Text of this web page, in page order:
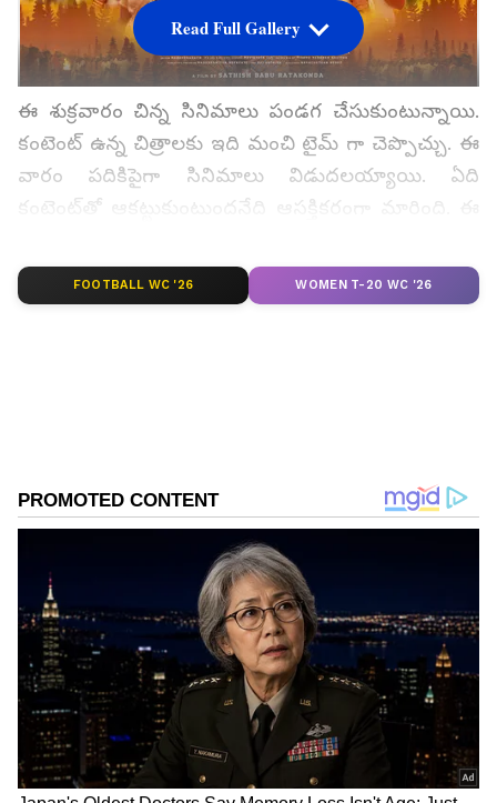
ఈ శుక్రవారం చిన్న సినిమాలు పండగ చేసుకుంటున్నాయి.
కంటెంట్‌ ఉన్న చిత్రాలకు ఇది మంచి టైమ్‌ గా చెప్పొచ్చు. ఈ
వారం పదికిపైగా సినిమాలు విడుదలయ్యాయి. ఏది
కంటెంట్‌తో ఆకట్టుకుంటుందనేది ఆసక్తికరంగా మారింది. ఈ
దీయా రాజ్‌ జంటగా నటించారు. హీరో సతీష్‌ బాబు ఈ
సినిమాకి దర్శకత్వం వహించడం విశేషం. రాధాకృష్ణారెడ్డి,
గూగుల్‌లో ఆసక్తికరమైన సమాచారం కోసం ఏసియానెట్ తెలుగు
ను మీ ఫ్రిఫర్డ్ సోర్స్ గా ఎంచుకోండి
Read Full Gallery
FOOTBALL WC '26 WOMEN T-20 WC '26